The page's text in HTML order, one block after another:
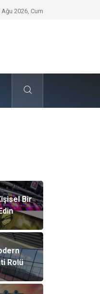
Designers Modern Trendleri
Ağu 2026, Cum
Bir
Rolü